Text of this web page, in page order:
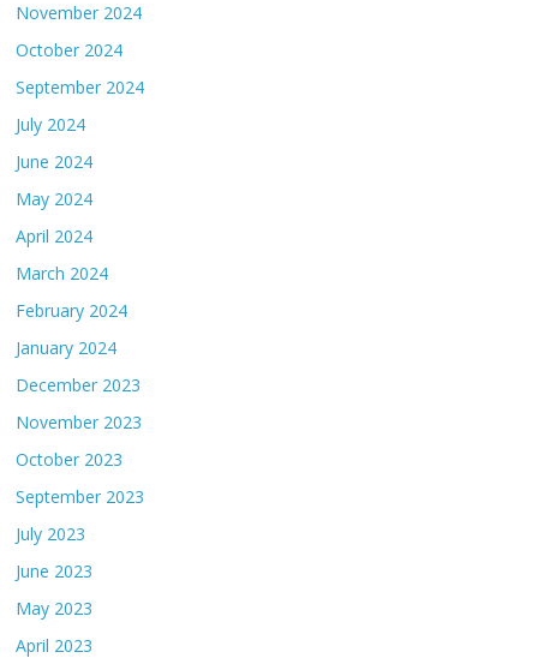
November 2024
October 2024
September 2024
July 2024
June 2024
May 2024
April 2024
March 2024
February 2024
January 2024
December 2023
November 2023
October 2023
September 2023
July 2023
June 2023
May 2023
April 2023